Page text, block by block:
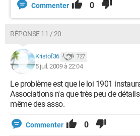
Commenter 0
RÉPONSE 11 / 20
Kristof36 727
5 juil. 2009 à 22:04
Le problème est que le loi 1901
Associations n'a que très peu de
même des asso.
Commenter 0